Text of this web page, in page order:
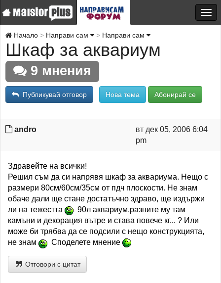
Начало Направи сам Направи сам
Шкаф за аквариум
9 мнения
Публикувай отговор Нова тема Абонирай се
andro
вт дек 05, 2006 6:04
pm
Здравейте на всички!
Решил съм да си напрявя шкаф за аквариума. Нещо с
размери 80см/60см/35см от пдч плоскости. Не знам
обаче дали ще стане достатъчно здраво, ще издържи
ли на тежестта
90л аквариум,разните му там
камъни и декорация вътре и става повече кг... ? Или
може би трябва да се подсили с нещо конструкцията,
не знам
Споделете мнение
Отговори с цитат